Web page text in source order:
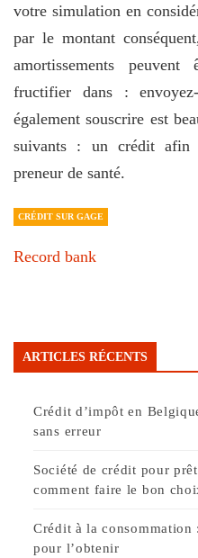
votre simulation en
par le montant
amortissements
fructifier dans :
également souscrire est
suivants : un crédit afin
preneur de santé.
CRÉDIT SUR GAGE
Record bank
ARTICLES RÉCENTS
Crédit d’impôt en
sans erreur
Société de crédit pour
comment faire le bon
Crédit à la
pour l’obtenir